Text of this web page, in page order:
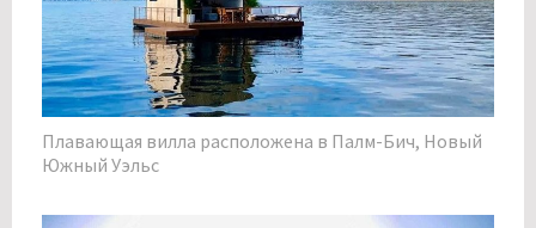
Плавающая вилла расположена в Палм-Бич, Новый
Южный Уэльс